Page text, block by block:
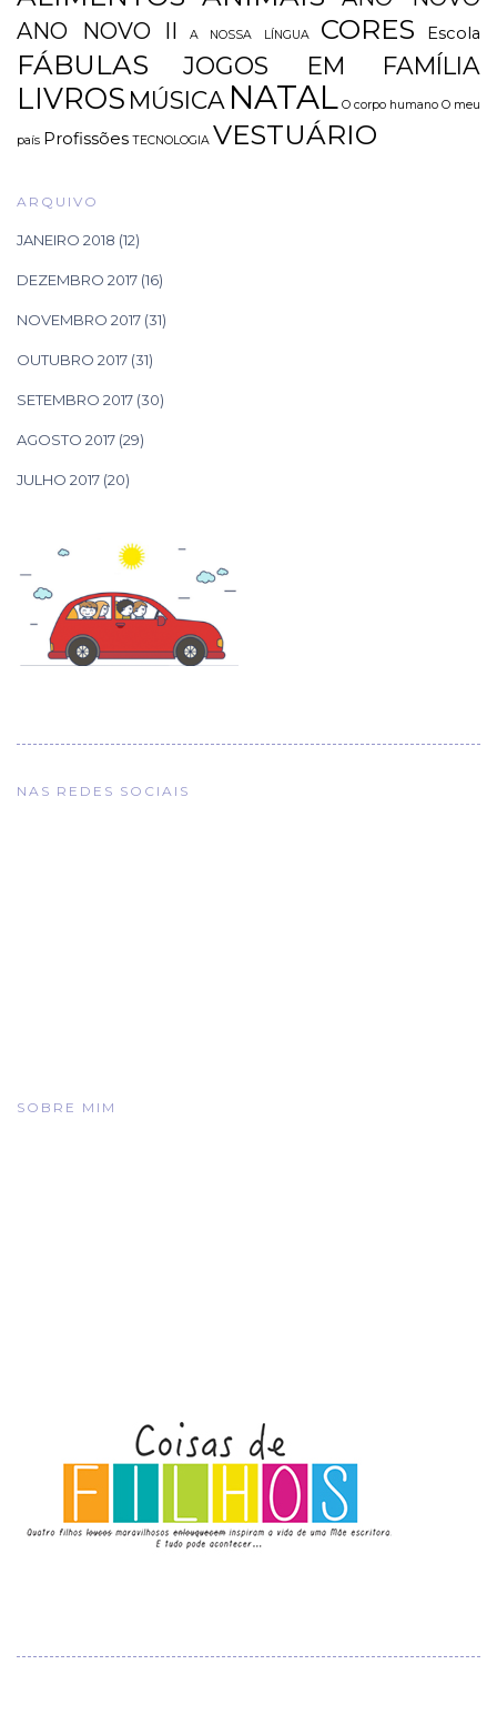
ANO NOVO II
A NOSSA LÍNGUA CORES Escola
FÁBULAS JOGOS EM FAMÍLIA
LIVROS MÚSICA NATAL O corpo humano O meu
país Profissões TECNOLOGIA VESTUÁRIO
ARQUIVO
JANEIRO 2018 (12)
DEZEMBRO 2017 (16)
NOVEMBRO 2017 (31)
OUTUBRO 2017 (31)
SETEMBRO 2017 (30)
AGOSTO 2017 (29)
JULHO 2017 (20)
NAS REDES SOCIAIS
SOBRE MIM